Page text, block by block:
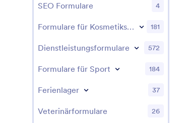
SEO Formulare 4
Formulare für Kosmetikstudios 181
Dienstleistungsformulare 572
Formulare für Sport 184
Ferienlager 37
Veterinärformulare 26